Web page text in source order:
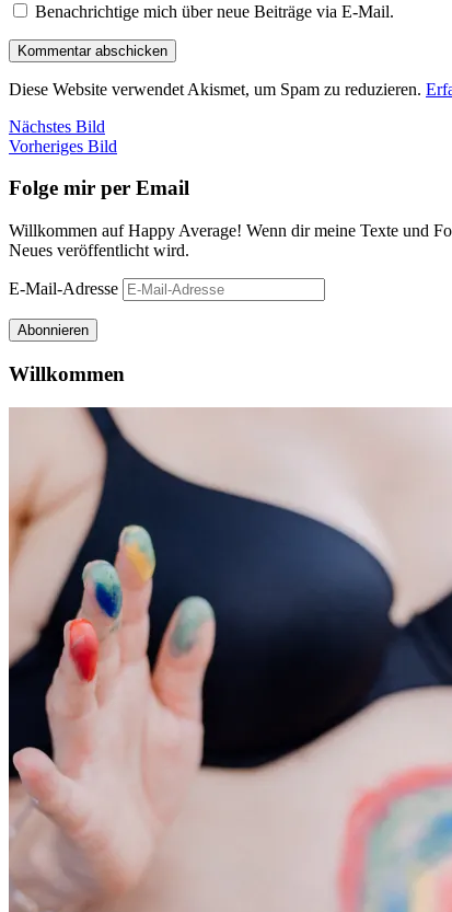
Benachrichtige mich über neue Beiträge via E-Mail.
Diese Website verwendet Akismet, um Spam zu reduzieren.
Nächstes Bild
Vorheriges Bild
Folge mir per Email
Willkommen auf Happy Average! Wenn dir meine Texte und
Neues veröffentlicht wird.
E-Mail-Adresse
Abonnieren
Willkommen